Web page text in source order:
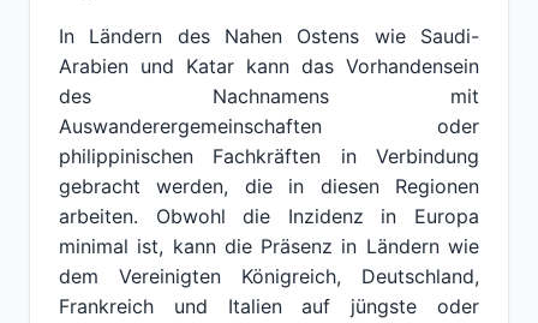
In Ländern des Nahen Ostens wie Saudi-
Arabien und Katar kann das Vorhandensein
des Nachnamens mit
Auswanderergemeinschaften oder
philippinischen Fachkräften in Verbindung
gebracht werden, die in diesen Regionen
arbeiten. Obwohl die Inzidenz in Europa
minimal ist, kann die Präsenz in Ländern wie
dem Vereinigten Königreich, Deutschland,
Frankreich und Italien auf jüngste oder